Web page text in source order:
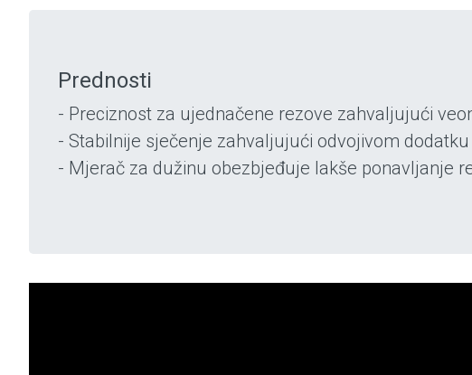
Prednosti
- Preciznost za ujednačene rezove zahvaljujući
- Stabilnije sječenje zahvaljujući odvojivom
- Mjerač za dužinu obezbjeđuje lakše ponavljanje